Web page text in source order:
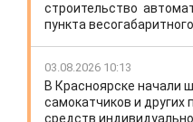
строительство
пункта
03.08.2026 10:13
В Красноярске начали
самокатчиков и других
средств